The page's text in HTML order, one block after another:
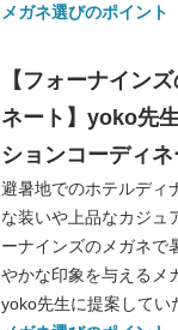
メガネ選びのポイント
【フォーナイン
ネート】yoko先
ションコーディ
避暑地でのホテルディ
な装いや上品なカジュ
ーナインズのメガネで
やかな印象を与えるメ
yoko先生に提案してい